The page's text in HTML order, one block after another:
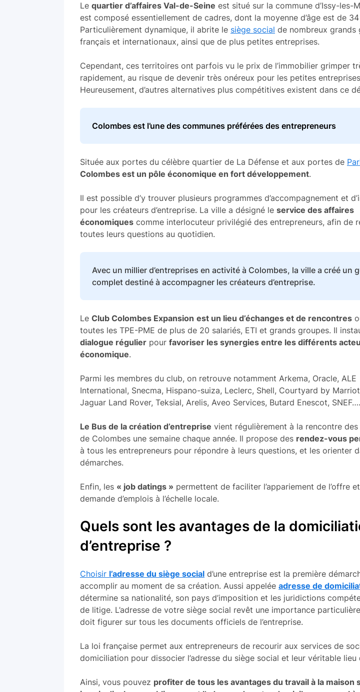
Le quartier d’affaires Val-de-Seine est situé sur la commune d’Issy-les-
est composé essentiellement de cadres, dont la moyenne d’âge est de 34
Particulièrement dynamique, il abrite le siège social de nombreux grands
français et internationaux, ainsi que de plus petites entreprises.
Cependant, ces territoires ont parfois vu le prix de l’immobilier grimper
rapidement, au risque de devenir très onéreux pour les petites
Heureusement, d’autres alternatives plus compétitives existent dans ce
Colombes est l’une des communes préférées des entrepreneurs
Située aux portes du célèbre quartier de La Défense et aux portes de
Colombes est un pôle économique en fort développement.
Il est possible d’y trouver plusieurs programmes d’accompagnement et
pour les créateurs d’entreprise. La ville a désigné le service des affaires
économiques comme interlocuteur privilégié des entrepreneurs, afin de
toutes leurs questions au quotidien.
Avec un millier d’entreprises en activité à Colombes, la ville a créé un
complet destiné à accompagner les créateurs d’entreprise.
Le Club Colombes Expansion est un lieu d’échanges et de rencontres
toutes les TPE-PME de plus de 20 salariés, ETI et grands groupes. Il
dialogue régulier pour favoriser les synergies entre les différents
économique.
Parmi les membres du club, on retrouve notamment Arkema, Oracle, ALE
International, Snecma, Hispano-suiza, Leclerc, Shell, Courtyard by
Jaguar Land Rover, Teksial, Arelis, Aveo Services, Butard Enescot, SNEF….
Le Bus de la création d’entreprise vient régulièrement à la rencontre
de Colombes une semaine chaque année. Il propose des rendez-vous
à tous les entrepreneurs pour répondre à leurs questions, et les orienter
démarches.
Enfin, les « job datings » permettent de faciliter l’appariement de l’offre
demande d’emplois à l’échelle locale.
Quels sont les avantages de la
d’entreprise ?
Choisir l’adresse du siège social d’une entreprise est la première
accomplir au moment de sa création. Aussi appelée adresse de
détermine sa nationalité, son pays d’imposition et les juridictions
de litige. L’adresse de votre siège social revêt une importance
doit figurer sur tous les documents officiels de l’entreprise.
La loi française permet aux entrepreneurs de recourir aux services de
domiciliation pour dissocier l’adresse du siège social et leur véritable lieu
Ainsi, vous pouvez profiter de tous les avantages du travail à la maison